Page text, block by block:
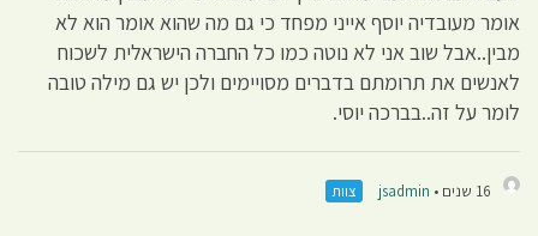
אומר מעובדיה יוסף אייני מפחד כי גם מה שהוא אומר הוא לא
מבין..אבל שוב אני לא נוטה כמו כל החברה הישראלית לשכוח
לאנשים את תרומתם בדברים מסויימים ולכן יש גם מילה טובה
לומר על זה..בברכה יוסי.
16 שנים • jsadmin צוות